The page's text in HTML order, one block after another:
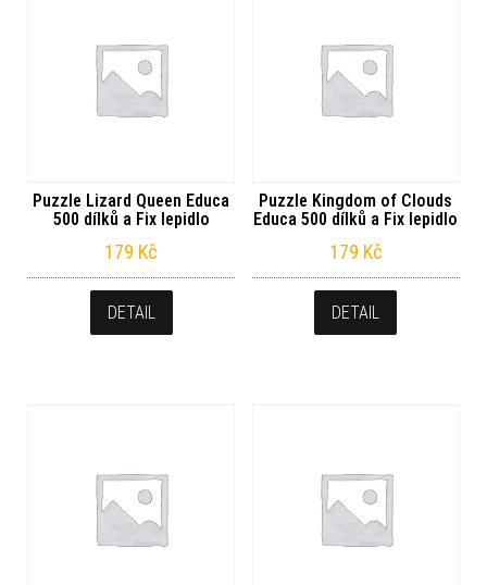
Puzzle Lizard Queen Educa
500 dílků a Fix lepidlo
179 Kč
DETAIL
Puzzle Kingdom of Clouds
Educa 500 dílků a Fix lepidlo
179 Kč
DETAIL